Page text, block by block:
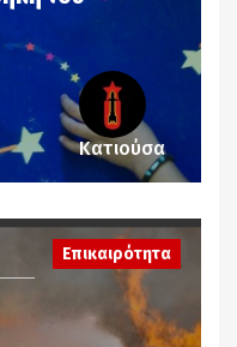
Κατιούσα
Επικαιρότητα